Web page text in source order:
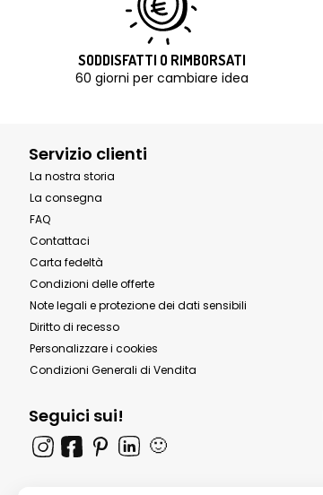
SODDISFATTI O RIMBORSATI
60 giorni per cambiare idea
Servizio clienti
La nostra storia
La consegna
FAQ
Contattaci
Carta fedeltà
Condizioni delle offerte
Note legali e protezione dei dati sensibili
Diritto di recesso
Personalizzare i cookies
Condizioni Generali di Vendita
Seguici sui!
🙂